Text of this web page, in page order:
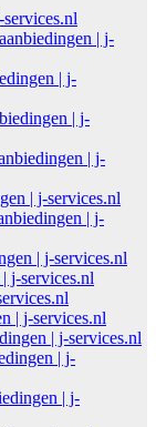
| j-
| j-
| j-
| j-
| j-services.nl
| j-
| j-services.nl
j-services.nl
| j-services.nl
| j-services.nl
| j-
| j-